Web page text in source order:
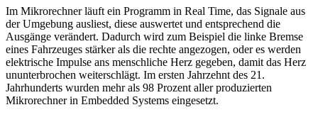
Im Mikrorechner läuft ein Programm in Real Time, das Signale aus
der Umgebung ausliest, diese auswertet und entsprechend die
Ausgänge verändert. Dadurch wird zum Beispiel die linke Bremse
eines Fahrzeuges stärker als die rechte angezogen, oder es werden
elektrische Impulse ans menschliche Herz gegeben, damit das Herz
ununterbrochen weiterschlägt. Im ersten Jahrzehnt des 21.
Jahrhunderts wurden mehr als 98 Prozent aller produzierten
Mikrorechner in Embedded Systems eingesetzt.